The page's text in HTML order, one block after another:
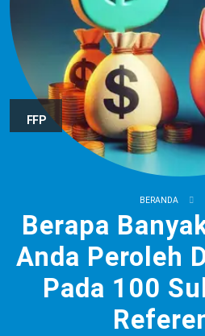
FFP
BERANDA
Berapa
Anda Peroleh
Pada 100